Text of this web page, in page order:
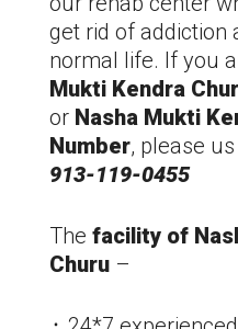
get rid of addiction
normal life. If you
Mukti Kendra
or Nasha Mukti
Number, please
913-119-0455
The facility of
Churu –